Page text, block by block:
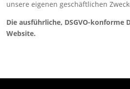
unsere eigenen geschäftlichen
Die ausführliche, DSGVO-
Website.